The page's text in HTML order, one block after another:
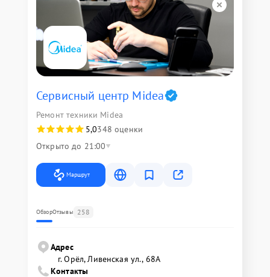
Сервисный центр Midea
Ремонт техники Midea
5,0348 оценки
Открыто до 21:00
Маршрут
ОбзорОтзывы 258
Адрес
г. Орёл, Ливенская ул., 68А
Контакты